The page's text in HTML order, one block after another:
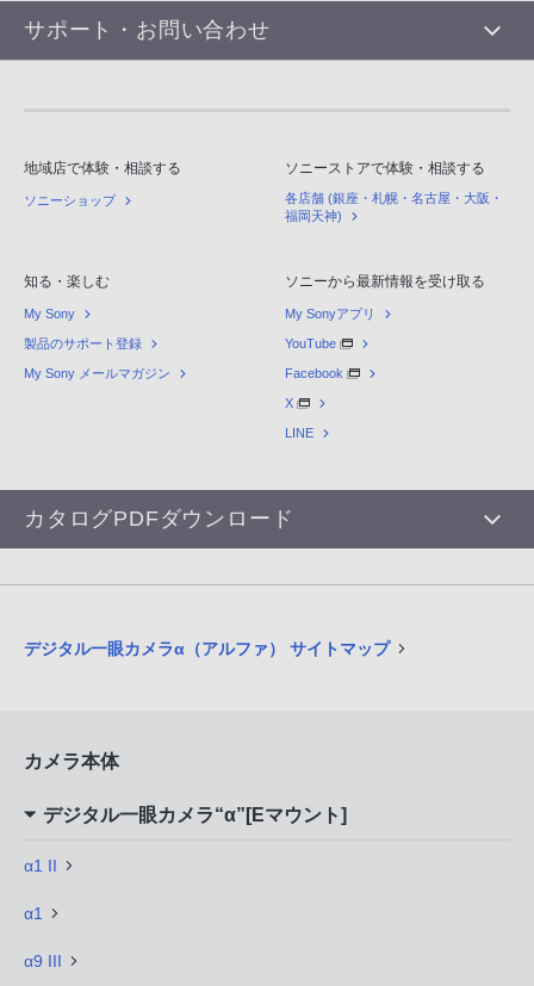
サポート・お問い合わせ
地域店で体験・相談する
ソニーショップ
ソニーストアで体験・相談する
各店舗 (銀座・札幌・名古屋・大阪・
福岡天神)
知る・楽しむ
My Sony
製品のサポート登録
My Sony メールマガジン
ソニーから最新情報を受け取る
My Sonyアプリ
YouTube
Facebook
X
LINE
カタログPDFダウンロード
デジタル一眼カメラα（アルファ） サイトマップ
カメラ本体
デジタル一眼カメラ“α”[Eマウント]
α1 II
α1
α9 III